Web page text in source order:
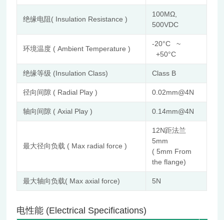
绝缘电阻( Insulation Resistance )
100MΩ,
500VDC
环境温度 ( Ambient Temperature )
-20°C ~
+50°C
绝缘等级 (Insulation Class) Class B
径向间隙 ( Radial Play ) 0.02mm@4N
轴向间隙 ( Axial Play ) 0.14mm@4N
最大径向负载 ( Max radial force )
12N距法兰
5mm
( 5mm From
the flange)
最大轴向负载( Max axial force) 5N
电性能 (Electrical Specifications)